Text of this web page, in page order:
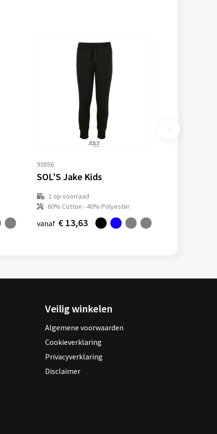
93856
SOL'S Jake Kids
1 op voorraad
60% Cotton - 40% Polyester
vanaf € 13,63
Veilig winkelen
Algemene voorwaarden
Cookieverklaring
Privacyverklaring
Disclaimer